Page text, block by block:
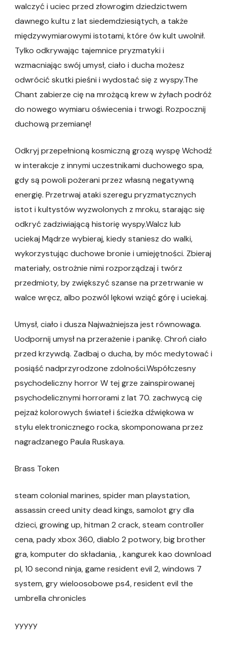
walczyć i uciec przed złowrogim dziedzictwem
dawnego kultu z lat siedemdziesiątych, a także
międzywymiarowymi istotami, które ów kult uwolnił.
Tylko odkrywając tajemnice pryzmatyki i
wzmacniając swój umysł, ciało i ducha możesz
odwrócić skutki pieśni i wydostać się z wyspy.The
Chant zabierze cię na mrożącą krew w żyłach podróż
do nowego wymiaru oświecenia i trwogi. Rozpocznij
duchową przemianę!
Odkryj przepełnioną kosmiczną grozą wyspę Wchodź
w interakcje z innymi uczestnikami duchowego spa,
gdy są powoli pożerani przez własną negatywną
energię. Przetrwaj ataki szeregu pryzmatycznych
istot i kultystów wyzwolonych z mroku, starając się
odkryć zadziwiającą historię wyspy.Walcz lub
uciekaj Mądrze wybieraj, kiedy staniesz do walki,
wykorzystując duchowe bronie i umiejętności. Zbieraj
materiały, ostrożnie nimi rozporządzaj i twórz
przedmioty, by zwiększyć szanse na przetrwanie w
walce wręcz, albo pozwól lękowi wziąć górę i uciekaj.
Umysł, ciało i dusza Najważniejsza jest równowaga.
Uodpornij umysł na przerażenie i panikę. Chroń ciało
przed krzywdą. Zadbaj o ducha, by móc medytować i
posiąść nadprzyrodzone zdolności.Współczesny
psychodeliczny horror W tej grze zainspirowanej
psychodelicznymi horrorami z lat 70. zachwycą cię
pejzaż kolorowych świateł i ścieżka dźwiękowa w
stylu elektronicznego rocka, skomponowana przez
nagradzanego Paula Ruskaya.
Brass Token
steam colonial marines, spider man playstation,
assassin creed unity dead kings, samolot gry dla
dzieci, growing up, hitman 2 crack, steam controller
cena, pady xbox 360, diablo 2 potwory, big brother
gra, komputer do składania, , kangurek kao download
pl, 10 second ninja, game resident evil 2, windows 7
system, gry wieloosobowe ps4, resident evil the
umbrella chronicles
yyyyy